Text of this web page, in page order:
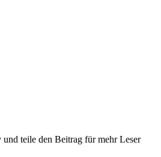
teile den Beitrag für mehr Leser